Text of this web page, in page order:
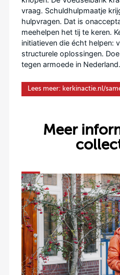
vraag. Schuldhulpmaatje
hulpvragen. Dat is
meehelpen het tij te keren.
initiatieven die écht helpen:
structurele oplossingen.
tegen armoede in Nederland.
Lees meer: kerkinactie.nl/
Meer